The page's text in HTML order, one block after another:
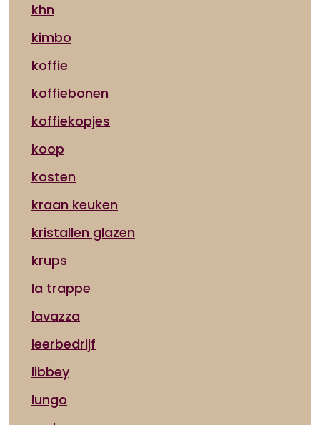
khn
kimbo
koffie
koffiebonen
koffiekopjes
koop
kosten
kraan keuken
kristallen glazen
krups
la trappe
lavazza
leerbedrijf
libbey
lungo